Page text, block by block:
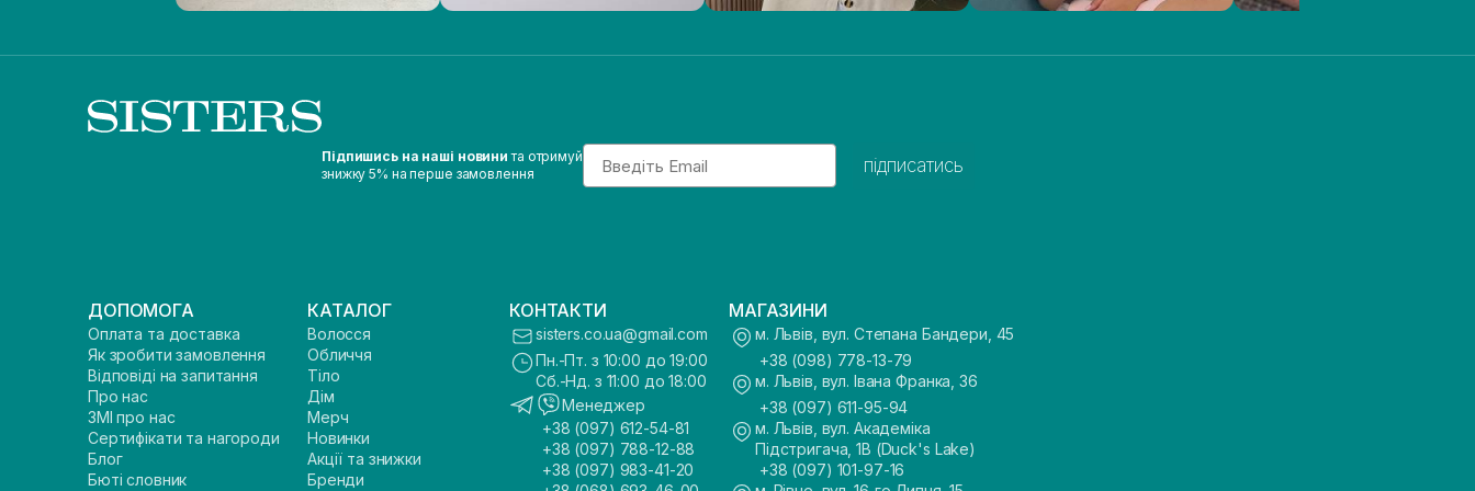
Підпишись на наші новини та отримуй
знижку 5% на перше замовлення
Email
підписатись
ДОПОМОГА
Оплата та доставка
Як зробити замовлення
Відповіді на запитання
Про нас
ЗМІ про нас
Сертифікати та нагороди
Блог
Бюті словник
КАТАЛОГ
Волосся
Обличчя
Тіло
Дім
Мерч
Новинки
Акції та знижки
Бренди
КОНТАКТИ
sisters.co.ua@gmail.com
Пн.-Пт. з 10:00 до 19:00
Сб.-Нд. з 11:00 до 18:00
Менеджер
+38 (097) 612-54-81
+38 (097) 788-12-88
+38 (097) 983-41-20
МАГАЗИНИ
м. Львів, вул. Степана Бандери, 45
+38 (098) 778-13-79
м. Львів, вул. Івана Франка, 36
+38 (097) 611-95-94
м. Львів, вул. Академіка
Підстригача, 1В (Duck's Lake)
+38 (097) 101-97-16